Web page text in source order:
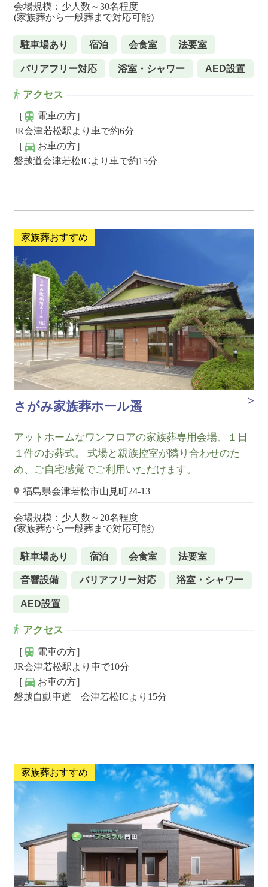
会場規模：少人数～30名程度
(家族葬から一般葬まで対応可能)
駐車場あり 宿泊 会食室 法要室
バリアフリー対応 浴室・シャワー AED設置
アクセス
［
電車の方］
JR会津若松駅より車で約6分
［
お車の方］
磐越道会津若松ICより車で約15分
家族葬おすすめ
さがみ家族葬ホール遥
アットホームなワンフロアの家族葬専用会場、１日
１件のお葬式。 式場と親族控室が隣り合わせのた
め、ご自宅感覚でご利用いただけます。
福島県会津若松市山見町24-13
会場規模：少人数～20名程度
(家族葬から一般葬まで対応可能)
駐車場あり 宿泊 会食室 法要室
音響設備 バリアフリー対応 浴室・シャワー
AED設置
アクセス
［
電車の方］
JR会津若松駅より車で10分
［
お車の方］
磐越自動車道 会津若松ICより15分
家族葬おすすめ